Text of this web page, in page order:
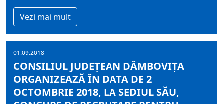
Vezi mai mult
01.09.2018
CONSILIUL JUDEŢEAN DÂMBOVIŢA
ORGANIZEAZĂ ÎN DATA DE 2
OCTOMBRIE 2018, LA SEDIUL SĂU,